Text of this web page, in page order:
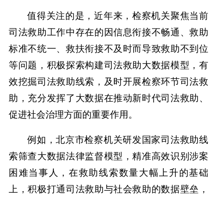
值得关注的是，近年来，检察机关聚焦当前
司法救助工作中存在的因信息衔接不畅通、救助
标准不统一、救扶衔接不及时而导致救助不到位
等问题，积极探索构建司法救助大数据模型，有
效挖掘司法救助线索，及时开展检察环节司法救
助，充分发挥了大数据在推动新时代司法救助、
促进社会治理方面的重要作用。
例如，北京市检察机关研发国家司法救助线
索筛查大数据法律监督模型，精准高效识别涉案
困难当事人，在救助线索数量大幅上升的基础
上，积极打通司法救助与社会救助的数据壁垒，